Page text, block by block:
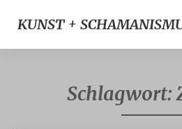
KUNST +
Schlagwort: